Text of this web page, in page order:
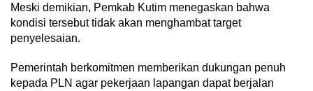
Meski demikian, Pemkab Kutim menegaskan bahwa
kondisi tersebut tidak akan menghambat target
penyelesaian.
Pemerintah berkomitmen memberikan dukungan penuh
kepada PLN agar pekerjaan lapangan dapat berjalan